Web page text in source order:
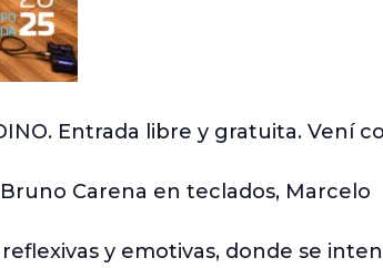
Entrada libre y gratuita. Vení
Carena en teclados, Marcelo
y emotivas, donde se